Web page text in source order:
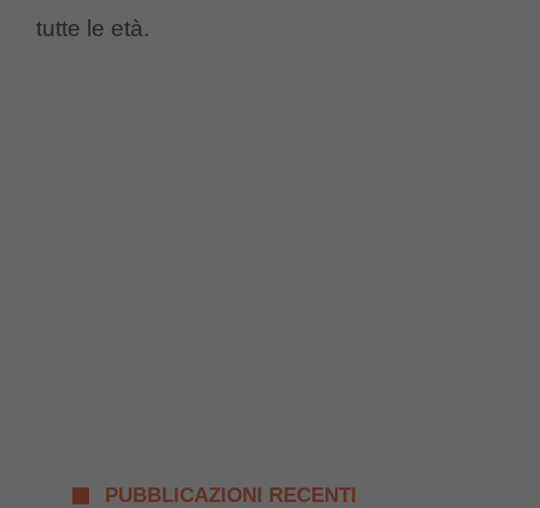
tutte le età.
PUBBLICAZIONI RECENTI